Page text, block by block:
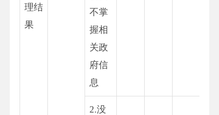
理结
果
不掌
握相
关政
府信
息
2.没